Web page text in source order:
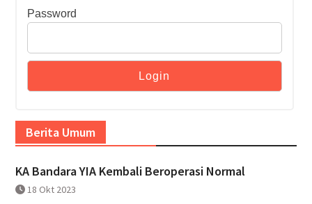
Password
Berita Umum
KA Bandara YIA Kembali Beroperasi Normal
18 Okt 2023